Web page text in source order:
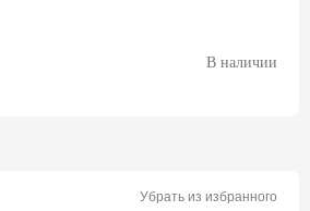
В наличии
Убрать из избранного